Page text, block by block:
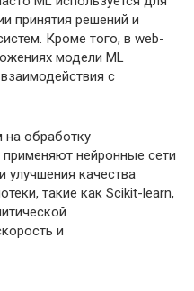
принятия решений и
Кроме того, в web-
модели ML
с
на обработку
нейронные сети
улучшения качества
такие как Scikit-learn,
и